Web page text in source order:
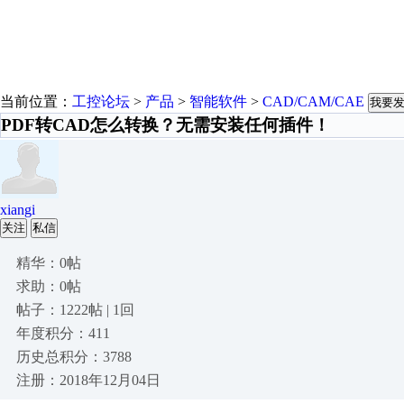
当前位置： 工控论坛 > 产品 > 智能软件 > CAD/CAM/CAE 我要
PDF转CAD怎么转换？无需安装任何插件！
xiangi
关注 私信
精华：0帖
求助：0帖
帖子：1222帖 | 1回
年度积分：411
历史总积分：3788
注册：2018年12月04日